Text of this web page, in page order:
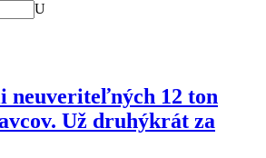
U
neuveriteľných 12 ton
Už druhýkrát za